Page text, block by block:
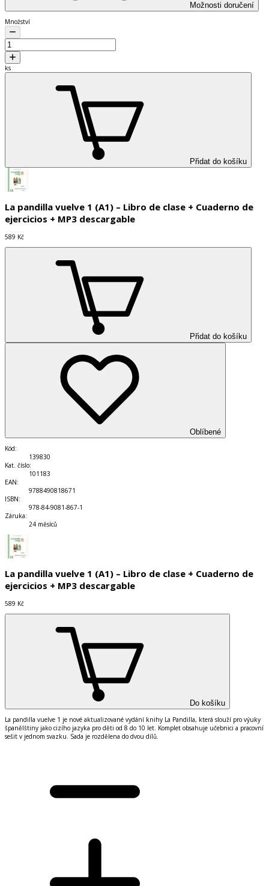
Možnosti doručení
Množství
ks
Přidat do košíku
La pandilla vuelve 1 (A1) – Libro de clase + Cuaderno de
ejercicios + MP3 descargable
589 Kč
Přidat do košíku
Oblíbené
Kód:
139830
Kat. číslo:
101183
EAN:
9788490818671
ISBN:
978-84-9081-867-1
Záruka:
24 měsíců
La pandilla vuelve 1 (A1) – Libro de clase + Cuaderno de
ejercicios + MP3 descargable
589 Kč
Do košíku
La pandilla vuelve 1 je nové aktualizované vydání knihy La Pandilla, která slouží pro výuky
španělštiny jako cizího jazyka pro děti od 8 do 10 let. Komplet obsahuje učebnici a pracovní
sešit v jednom svazku. Sada je rozdělena do dvou dílů.